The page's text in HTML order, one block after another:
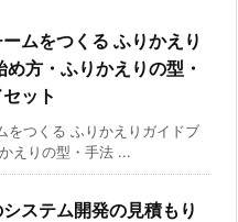
ムをつくる ふりかえり
め方・ふりかえりの型・
ット
をつくる ふりかえりガイドブ
えりの型・手法 ...
ステム開発の見積もり